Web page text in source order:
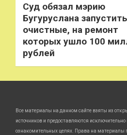
Суд обязал мэрию
Бугуруслана запустить
очистные, на ремонт
которых ушло 100
рублей
Все материалы на данном сайте взяты из
источников и предоставляются исключительно
ознакомительных целях. Права на материалы